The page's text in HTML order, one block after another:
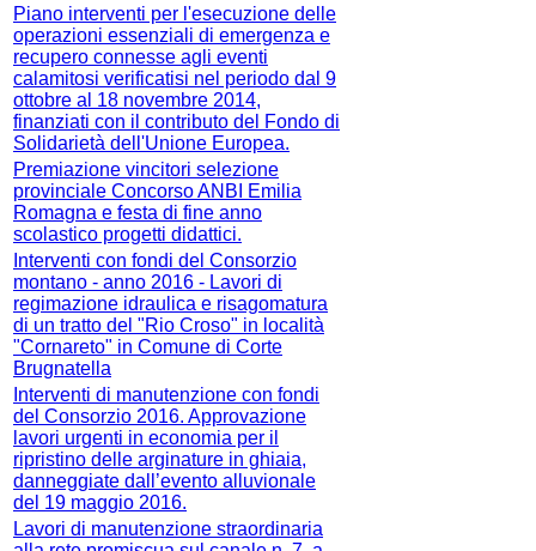
Piano interventi per l'esecuzione delle
operazioni essenziali di emergenza e
recupero connesse agli eventi
calamitosi verificatisi nel periodo dal 9
ottobre al 18 novembre 2014,
finanziati con il contributo del Fondo di
Solidarietà dell'Unione Europea.
Premiazione vincitori selezione
provinciale Concorso ANBI Emilia
Romagna e festa di fine anno
scolastico progetti didattici.
Interventi con fondi del Consorzio
montano - anno 2016 - Lavori di
regimazione idraulica e risagomatura
di un tratto del "Rio Croso" in località
"Cornareto" in Comune di Corte
Brugnatella
Interventi di manutenzione con fondi
del Consorzio 2016. Approvazione
lavori urgenti in economia per il
ripristino delle arginature in ghiaia,
danneggiate dall’evento alluvionale
del 19 maggio 2016.
Lavori di manutenzione straordinaria